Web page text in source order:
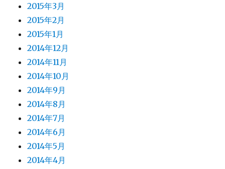
2015年3月
2015年2月
2015年1月
2014年12月
2014年11月
2014年10月
2014年9月
2014年8月
2014年7月
2014年6月
2014年5月
2014年4月